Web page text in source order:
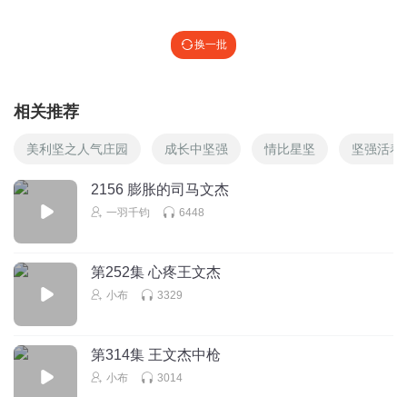
换一批
相关推荐
美利坚之人气庄园 成长中坚强 情比星坚 坚强活着
2156 膨胀的司马文杰
一羽千钧 6448
第252集 心疼王文杰
小布 3329
第314集 王文杰中枪
小布 3014